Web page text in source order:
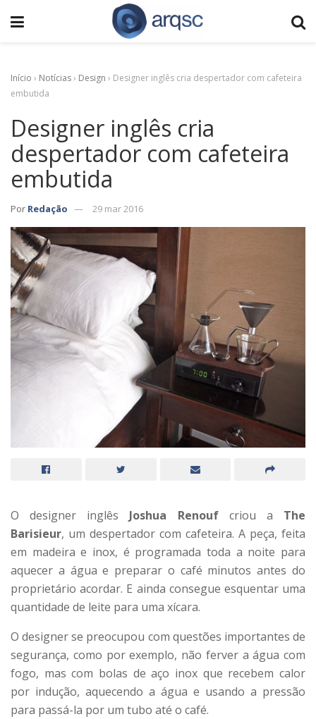
Início › Notícias› Design › Designer inglês cria despertador com cafeteira
embutida
Designer inglês cria
despertador com cafeteira
embutida
Por Redação 29 mar 2016
O designer inglês Joshua Renoufcriou a The
Barisieur, um despertador com cafeteira. A peça, feita
em madeira e inox, é programada toda a noite para
aquecer a água e preparar o café minutos antes do
proprietário acordar. E ainda consegue esquentar uma
quantidade de leite para uma xícara.
O designer se preocupou com questões importantes de
segurança, como por exemplo, não ferver a água com
fogo, mas com bolas de aço inox que recebem calor
por indução, aquecendo a água e usando a pressão
para passá-la por um tubo até o café.